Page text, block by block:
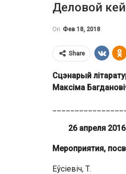
Деловой
On Фев 18, 2018
Share
Сцэнарый
Максіма
26 апреля
Мероприятия,
Еўсіевіч, Т.